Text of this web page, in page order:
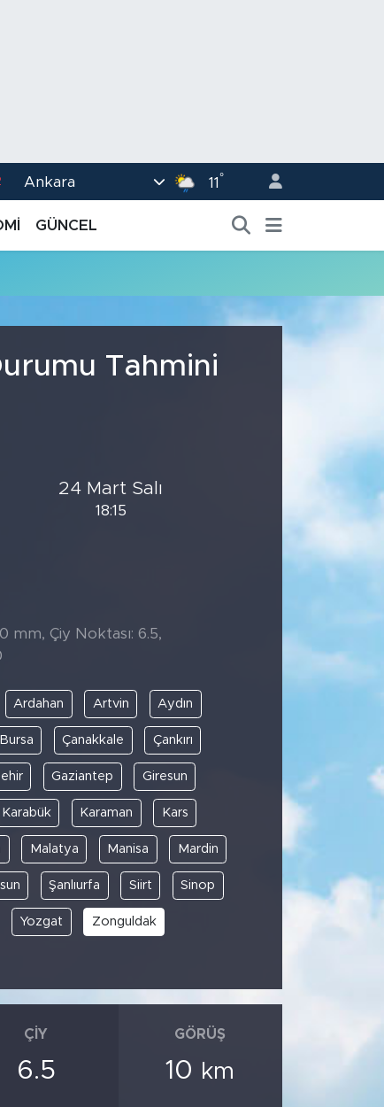
Ankara 11 °
GÜNCEL
Tahmini
24 Mart Salı
18:15
mm, Çiy Noktası: 6.5,
Ardahan Artvin Aydın
Bursa Çanakkale Çankırı
Gaziantep Giresun
Karabük Karaman Kars
Malatya Manisa Mardin
Şanlıurfa Siirt Sinop
Yozgat Zonguldak
ÇIY
6.5
GÖRÜŞ
10 km